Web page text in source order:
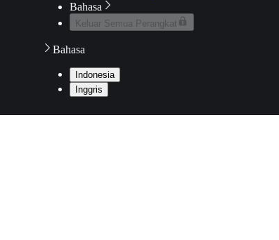
Bahasa
Keluar Semua Perangkat
Bahasa
Indonesia
Inggris